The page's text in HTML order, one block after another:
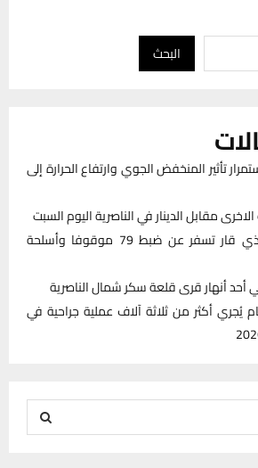
البحث
تأثير المنخفض الجوي وارتفاع الحرارة إلى
مقابل الدينار في الناصرية اليوم السبت
عمليات أمنية لشرطة ذي قار تسفر عن ضبط 79 موقوفا وأسلحة
أنهار قرى قلعة سكر شمال الناصرية
أكثر من ثلاثة آلاف عملية جراحية في